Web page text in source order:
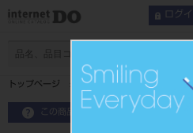
ログ
トップページ Q07330 FLIクリア022ロス
この商品に関するお問い合わせ